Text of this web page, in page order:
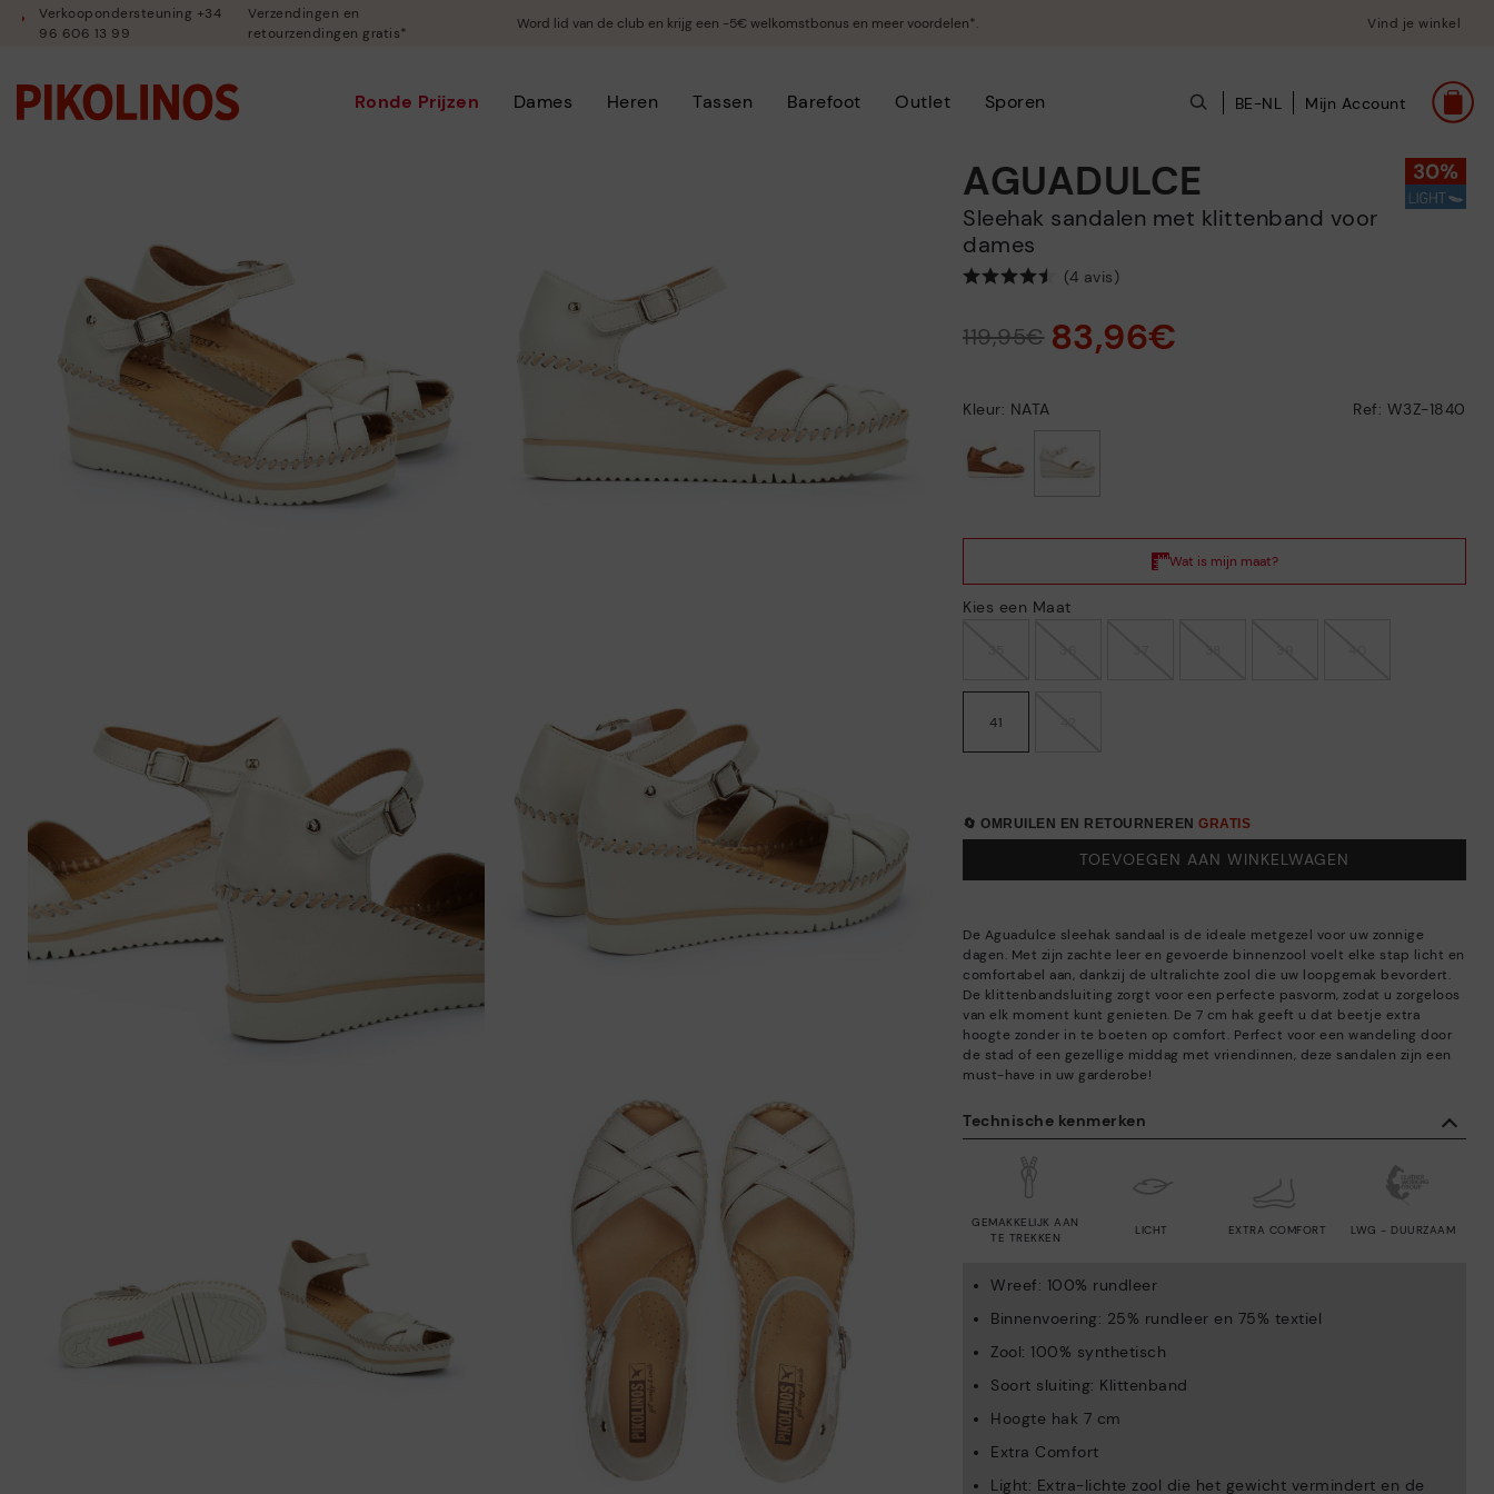
Verkoopondersteuning +34
96 606 13 99
Verzendingen en
retourzendingen gratis*
Word lid van de club en krijg een -5€ welkomstbonus en meer voordelen*. Vind je winkel
Ronde Prijzen Dames Heren Tassen Barefoot Outlet Sporen BE-NL Mijn Account
Technische kenmerken
LICHT
GEMAKKELIJK AAN
TE TREKKEN
EXTRA COMFORT LWG - DUURZAAM
Wreef: 100% rundleer
Binnenvoering: 25% rundleer en 75% textiel
Zool: 100% synthetisch
Soort sluiting: Klittenband
Hoogte hak 7 cm
Extra Comfort
Light: Extra-lichte zool die het gewicht vermindert en de
AGUADULCE
Sleehak sandalen met klittenband voor
dames
(4 avis)
119,95€ 83,96€
Kleur: NATA Ref: W3Z-1840
Kies een Maat
41
🔄 OMRUILEN EN RETOURNERENGRATIS
TOEVOEGEN AAN WINKELWAGEN
De Aguadulce sleehak sandaal is de ideale metgezel voor uw zonnige
dagen. Met zijn zachte leer en gevoerde binnenzool voelt elke stap licht en
comfortabel aan, dankzij de ultralichte zool die uw loopgemak bevordert.
De klittenbandsluiting zorgt voor een perfecte pasvorm, zodat u zorgeloos
van elk moment kunt genieten. De 7 cm hak geeft u dat beetje extra
hoogte zonder in te boeten op comfort. Perfect voor een wandeling door
de stad of een gezellige middag met vriendinnen, deze sandalen zijn een
must-have in uw garderobe!